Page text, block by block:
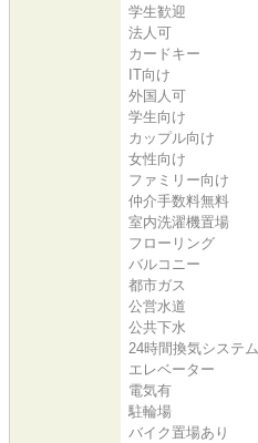
学生歓迎
法人可
カードキー
IT向け
外国人可
学生向け
カップル向け
女性向け
ファミリー向け
仲介手数料無料
室内洗濯機置場
フローリング
バルコニー
都市ガス
公営水道
公共下水
24時間換気システム
エレベーター
電気有
駐輪場
バイク置場あり